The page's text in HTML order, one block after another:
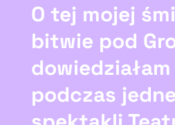
O tej mojej
bitwie pod
podczas